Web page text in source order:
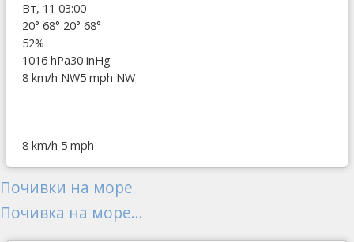
Вт, 11 03:00
20° 68° 20° 68°
52%
1016 hPa30 inHg
8 km/h NW5 mph NW
8 km/h 5 mph
Почивки на море
Почивка на море...